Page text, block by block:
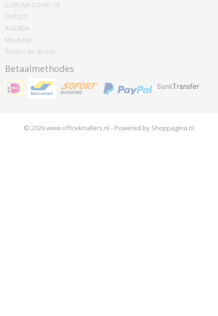
CORONA COVID-19
OUTLET
AGENDA
Meubilair
Toners en drums
Betaalmethodes
© 2026 www.officeknallers.nl - Powered by Shoppagina.nl